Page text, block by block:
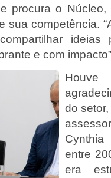
procura o
sua competência.
ideias
e com
do
Cynthia
entre
era